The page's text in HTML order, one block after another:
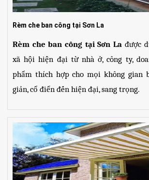
Rèm che ban công tại Sơn La
Rèm che ban công tại Sơn La được
xã hội hiện đại từ nhà ở, công ty,
phẩm thích hợp cho mọi không gian
giản, cổ điển đến hiện đại, sang trọng.